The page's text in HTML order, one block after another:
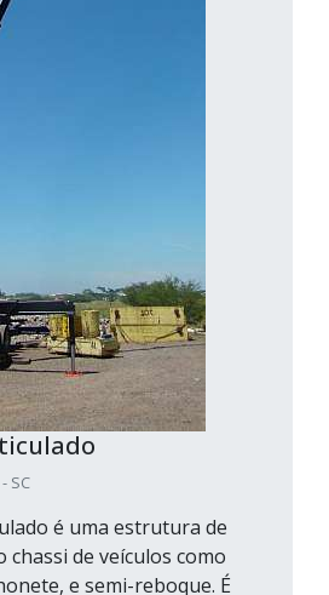
SC
é uma estrutura de
chassi de veículos como
e semi-reboque. É